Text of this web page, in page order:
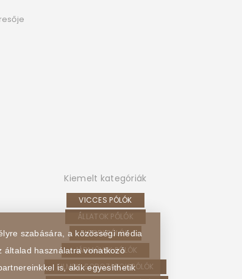
Kiemelt kategóriák
VICCES PÓLÓK
ÁLLATOK PÓLÓK
HOBBI PÓLÓK
JÁRMŰVEK PÓLÓK
FILMEK, SOROZATOK PÓLÓK
szabására, a közösségi média
általad használatra vonatkozó
is, akik egyesíthetik